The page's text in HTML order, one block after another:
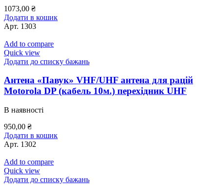
1073,00 ₴
Додати в кошик
Арт. 1303
Add to compare
Quick view
Додати до списку бажань
Антена «Павук» VHF/UHF антена для рацій
Motorola DP (кабель 10м.) перехідник UHF
В наявності
950,00 ₴
Додати в кошик
Арт. 1302
Add to compare
Quick view
Додати до списку бажань